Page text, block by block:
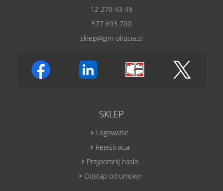
12 270 43 49
577 693 700
sklep@gjm-okucia.pl
SKLEP
Logowanie
Rejestracja
Przypomnij hasło
Odstap od umowy